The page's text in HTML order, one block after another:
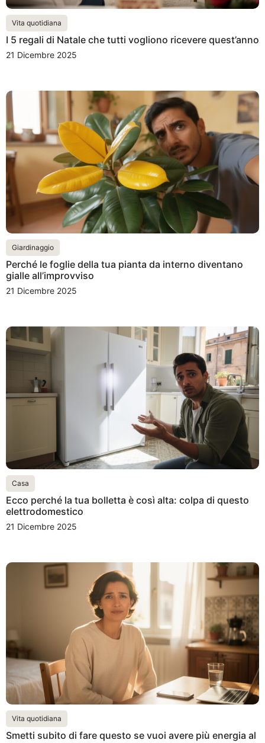
Vita quotidiana
I 5 regali di Natale che tutti vogliono ricevere quest’anno
21 Dicembre 2025
Giardinaggio
Perché le foglie della tua pianta da interno diventano
gialle all’improvviso
21 Dicembre 2025
Casa
Ecco perché la tua bolletta è così alta: colpa di questo
elettrodomestico
21 Dicembre 2025
Vita quotidiana
Smetti subito di fare questo se vuoi avere più energia al